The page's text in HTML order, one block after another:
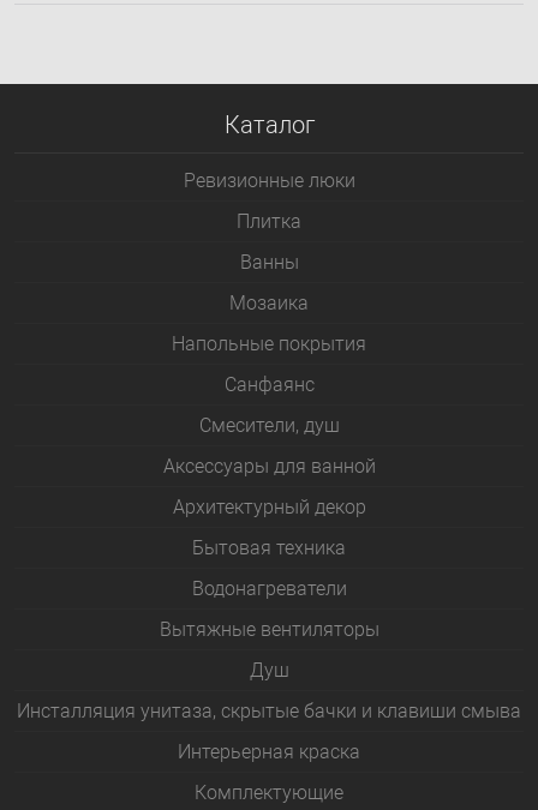
Каталог
Ревизионные люки
Плитка
Bанны
Мозаика
Напольные покрытия
Санфаянс
Смесители, душ
Аксессуары для ванной
Архитектурный декор
Бытовая техника
Водонагреватели
Вытяжные вентиляторы
Душ
Инсталляция унитаза, скрытые бачки и клавиши смыва
Интерьерная краска
Комплектующие